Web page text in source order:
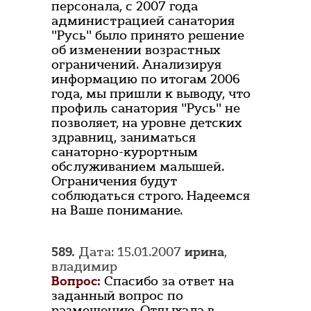
персонала, с 2007 года
администрацией санатория
"Русь" было принято решение
об изменении возрастных
ограничений. Анализируя
информацию по итогам 2006
года, мы пришли к выводу, что
профиль санатория "Русь" не
позволяет, на уровне детских
здравниц, заниматься
санаторно-курортным
обслуживанием малышей.
Ограничения будут
соблюдаться строго. Надеемся
на Ваше понимание.
589. Дата: 15.01.2007 ирина,
владимир
Вопрос: Спасибо за ответ на
заданный вопрос по